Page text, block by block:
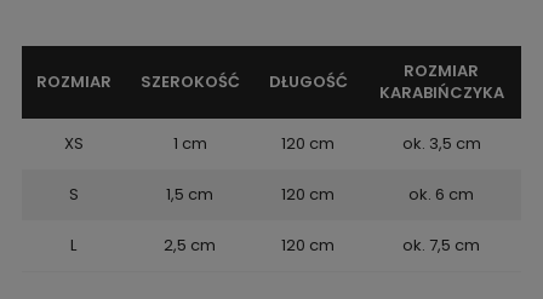
ROZMIAR SZEROKOŚĆ DŁUGOŚĆ
ROZMIAR
KARABIŃCZYKA
XS 1 cm 120 cm ok. 3,5 cm
S 1,5 cm 120 cm ok. 6 cm
L 2,5 cm 120 cm ok. 7,5 cm